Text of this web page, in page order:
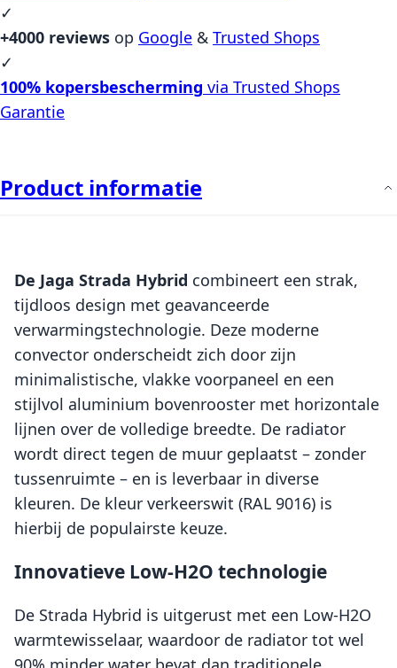
✓
+4000 reviews op Google & Trusted Shops
✓
100% kopersbescherming via Trusted Shops
Garantie
Product informatie
De Jaga Strada Hybrid combineert een strak,
tijdloos design met geavanceerde
verwarmingstechnologie. Deze moderne
convector onderscheidt zich door zijn
minimalistische, vlakke voorpaneel en een
stijlvol aluminium bovenrooster met horizontale
lijnen over de volledige breedte. De radiator
wordt direct tegen de muur geplaatst – zonder
tussenruimte – en is leverbaar in diverse
kleuren. De kleur verkeerswit (RAL 9016) is
hierbij de populairste keuze.
Innovatieve Low-H2O technologie
De Strada Hybrid is uitgerust met een Low-H2O
warmtewisselaar, waardoor de radiator tot wel